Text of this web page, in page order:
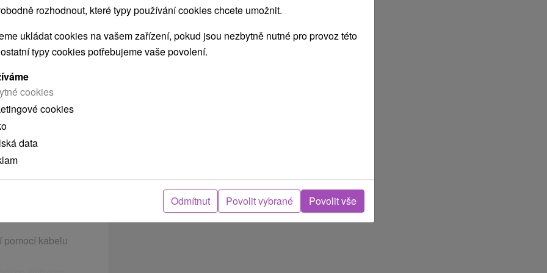
3-chodová
bazénu na
a rezervací na
procedur
hod. do 18.00 hod.
10.00 hod.
pomocí kabelu
rozhodnout, které typy používání cookies chcete umožnit.
ukládat cookies na vašem zařízení, pokud jsou nezbytně nutné pro provoz této
typy cookies potřebujeme vaše povolení.
cookies
cookies
data
Odmítnut Povolit vybrané Povolit vše